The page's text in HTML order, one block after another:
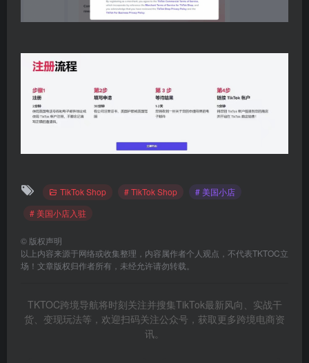
TikTok Shop # TikTok Shop
# 美国小店
# 美国小店入驻
© 版权声明
以上内容来源于网络或收集整理，内容属作者个人观点，不代表TKTOC立
场！文章版权归作者所有，未经允许请勿转载。
TKTOC跨境导航将时刻关注并搜集TikTok最新风向、实战干
货、变现玩法等，欢迎扫码关注公众号，获取更多跨境电商资
讯。